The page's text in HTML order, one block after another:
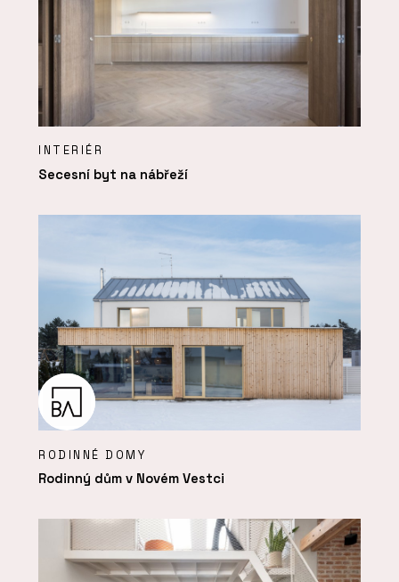
INTERIÉR
Secesní byt na nábřeží
RODINNÉ DOMY
Rodinný dům v Novém Vestci